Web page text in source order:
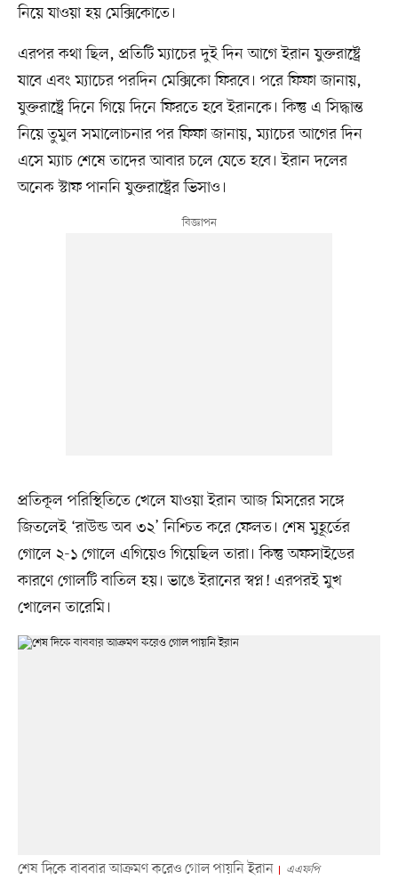
নিয়ে যাওয়া হয় মেক্সিকোতে।
এরপর কথা ছিল, প্রতিটি ম্যাচের দুই দিন আগে ইরান যুক্তরাষ্ট্রে
যাবে এবং ম্যাচের পরদিন মেক্সিকো ফিরবে। পরে ফিফা জানায়,
যুক্তরাষ্ট্রে দিনে গিয়ে দিনে ফিরতে হবে ইরানকে। কিন্তু এ সিদ্ধান্ত
নিয়ে তুমুল সমালোচনার পর ফিফা জানায়, ম্যাচের আগের দিন
এসে ম্যাচ শেষে তাদের আবার চলে যেতে হবে। ইরান দলের
অনেক স্টাফ পাননি যুক্তরাষ্ট্রের ভিসাও।
প্রতিকূল পরিস্থিতিতে খেলে যাওয়া ইরান আজ মিসরের সঙ্গে
জিতলেই ‘রাউন্ড অব ৩২’ নিশ্চিত করে ফেলত। শেষ মুহূর্তের
গোলে ২-১ গোলে এগিয়েও গিয়েছিল তারা। কিন্তু অফসাইডের
কারণে গোলটি বাতিল হয়। ভাঙে ইরানের স্বপ্ন! এরপরই মুখ
খোলেন তারেমি।
শেষ দিকে বাববার আক্রমণ করেও গোল পায়নি ইরান এএফপি